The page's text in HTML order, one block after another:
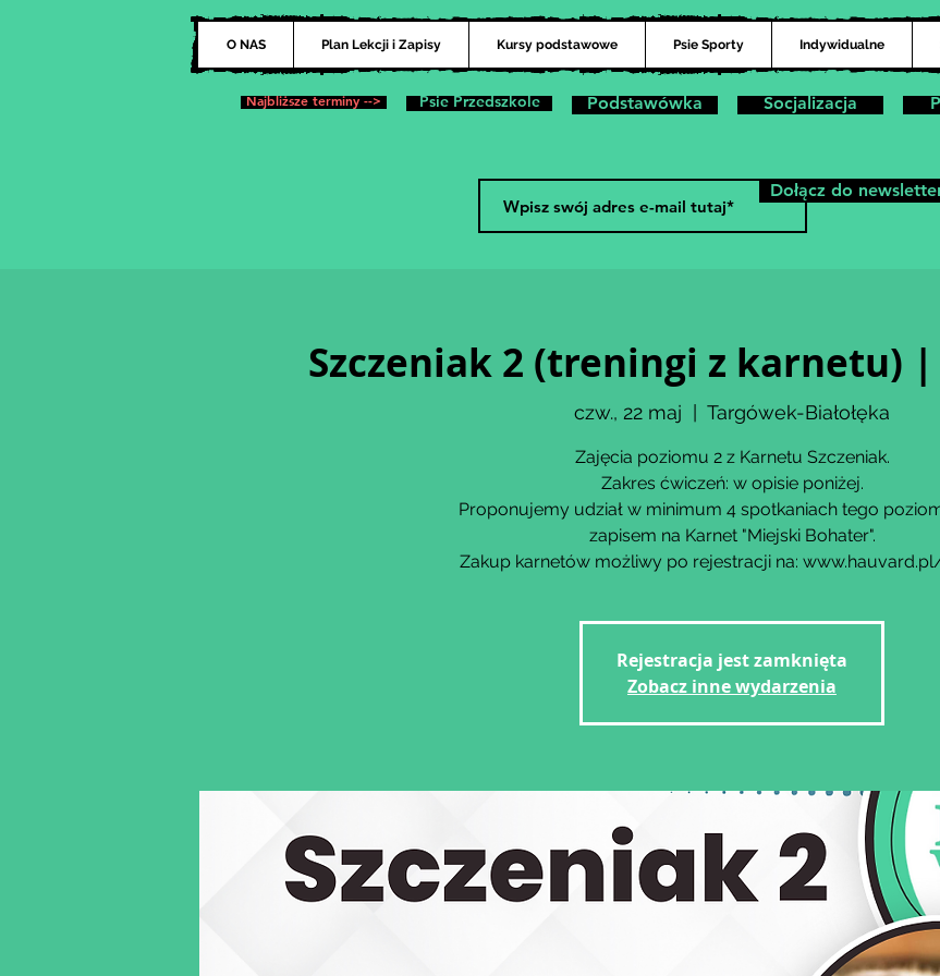
O NAS Plan Lekcji i Zapisy Kursy podstawowe Psie Sporty Indywidualne
Najbliższe terminy --> Psie Przedszkole Podstawówka Socjalizacja
Szczeniak 2 (treningi z karnetu) |
czw., 22 maj Targówek-Białołęka
Zajęcia poziomu 2 z Karnetu Szczeniak.
Zakres ćwiczeń: w opisie poniżej.
Proponujemy udział w minimum 4 spotkaniach tego
zapisem na Karnet "Miejski Bohater".
Zakup karnetów możliwy po rejestracji na:
Rejestracja jest zamknięta
Zobacz inne wydarzenia
Dołącz do